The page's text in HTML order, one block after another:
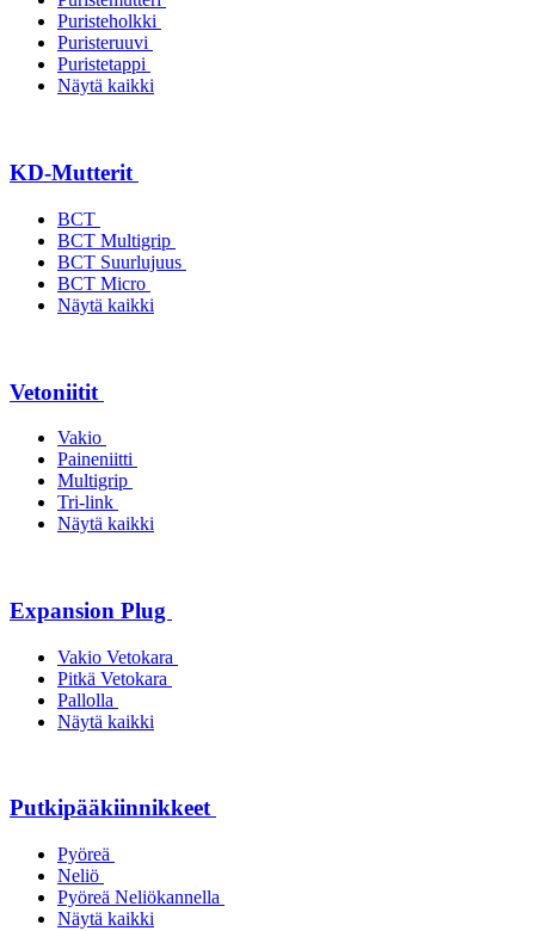
Puristeholkki
Puristeruuvi
Puristetappi
Näytä kaikki
KD-Mutterit
BCT
BCT Multigrip
BCT Suurlujuus
BCT Micro
Näytä kaikki
Vetoniitit
Vakio
Paineniitti
Multigrip
Tri-link
Näytä kaikki
Expansion Plug
Vakio Vetokara
Pitkä Vetokara
Pallolla
Näytä kaikki
Putkipääkiinnikkeet
Pyöreä
Neliö
Pyöreä Neliökannella
Näytä kaikki